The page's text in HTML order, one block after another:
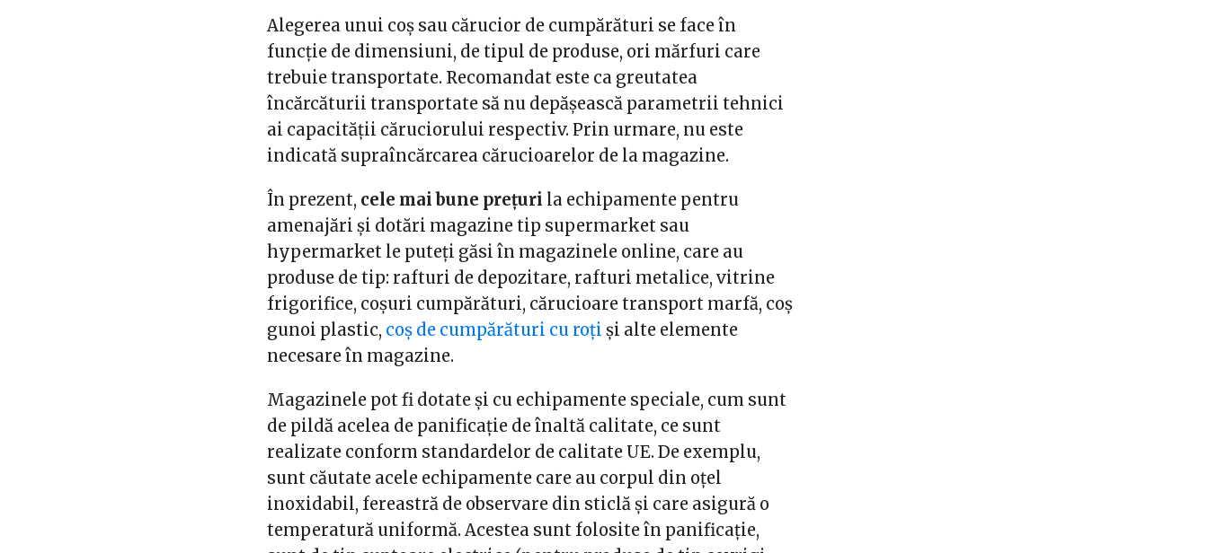
Alegerea unui coș sau cărucior de cumpărături se face în
funcție de dimensiuni, de tipul de produse, ori mărfuri care
trebuie transportate. Recomandat este ca greutatea
încărcăturii transportate să nu depășească parametrii tehnici
ai capacității căruciorului respectiv. Prin urmare, nu este
indicată supraîncărcarea cărucioarelor de la magazine.
În prezent, cele mai bune prețuri la echipamente pentru
amenajări și dotări magazine tip supermarket sau
hypermarket le puteți găsi în magazinele online, care au
produse de tip: rafturi de depozitare, rafturi metalice, vitrine
frigorifice, coșuri cumpărături, cărucioare transport marfă, coș
gunoi plastic, coș de cumpărături cu roți și alte elemente
necesare în magazine.
Magazinele pot fi dotate și cu echipamente speciale, cum sunt
de pildă acelea de panificație de înaltă calitate, ce sunt
realizate conform standardelor de calitate UE. De exemplu,
sunt căutate acele echipamente care au corpul din oțel
inoxidabil, fereastră de observare din sticlă și care asigură o
temperatură uniformă. Acestea sunt folosite în panificație,